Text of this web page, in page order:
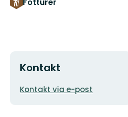
Kontakt
E-
Kontakt via e-post